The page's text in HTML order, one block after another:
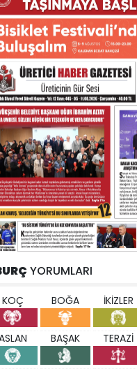
YORUMLARI
KOÇ BOĞA İKİZLER
BAŞAK TERAZİ